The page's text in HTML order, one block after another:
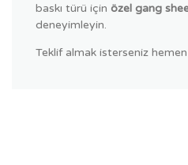
baskı türü için özel gang
deneyimleyin.
Teklif almak isterseniz